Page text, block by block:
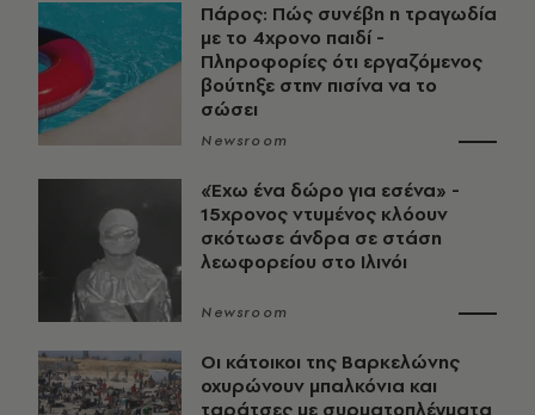
Πάρος: Πώς συνέβη η τραγωδία
με το 4χρονο παιδί -
Πληροφορίες ότι εργαζόμενος
βούτηξε στην πισίνα να το
σώσει
Newsroom
«Έχω ένα δώρο για εσένα» -
15χρονος ντυμένος κλόουν
σκότωσε άνδρα σε στάση
λεωφορείου στο Ιλινόι
Newsroom
Οι κάτοικοι της Βαρκελώνης
οχυρώνουν μπαλκόνια και
ταράτσες με συρματοπλέγματα